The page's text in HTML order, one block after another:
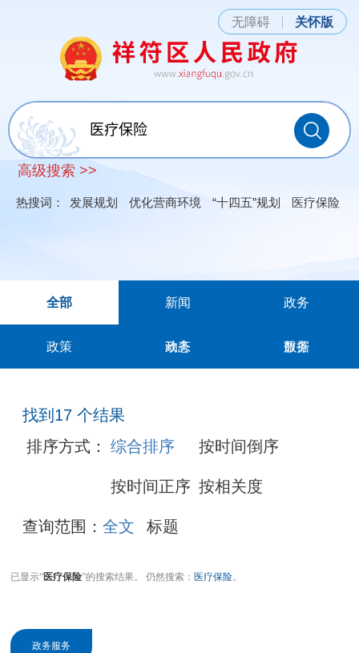
无障碍 关怀版
高级搜索 >>
热搜词： 发展规划 优化营商环境 “十四五”规划 医疗保险
全部 新闻
动态
政务
服务
政策 政务 数据
找到 17 个结果
排序方式：
综合排序 按时间倒序
按时间正序 按相关度
查询范围：全文 标题
已显示“医疗保险”的搜索结果。 仍然搜索： 医疗保险。
政务服务